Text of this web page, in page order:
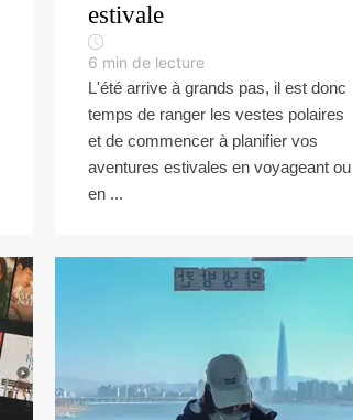
estivale
6 min de lecture
L'été arrive à grands pas, il est donc
temps de ranger les vestes polaires
et de commencer à planifier vos
aventures estivales en voyageant ou
en ...